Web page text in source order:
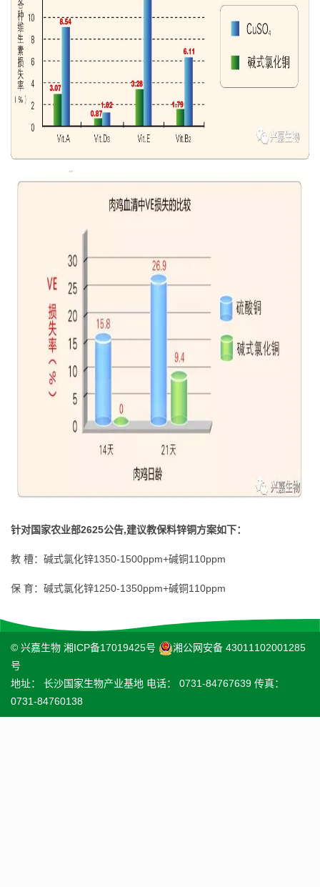
针对国家农业部2625公告,建议教保料锌铜方案如下：
教 槽：碱式氯化锌1350-1500ppm+碱铜110ppm
保 育：碱式氯化锌1250-1350ppm+碱铜110ppm
© 兴嘉生物 湘ICP备17019425号
湘公网安备 43011102001285
号
地址： 长沙国家生物产业基地 电话： 0731-84767639 传真：
0731-84760138